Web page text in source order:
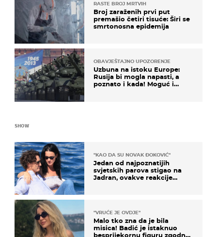
RASTE BROJ MRTVIH
Broj zaraženih prvi put
premašio četiri tisuće: Širi se
smrtonosna epidemija
OBAVJEŠTAJNO UPOZORENJE
Uzbuna na istoku Europe:
Rusija bi mogla napasti, a
poznato i kada! Moguć i
SHOW
"KAO DA SU NOVAK ĐOKOVIĆ"
Jedan od najpoznatijih
svjetskih parova stigao na
Jadran, ovakve reakcije
"VRUĆE JE OVDJE"
Malo tko zna da je bila
misica! Badić je istaknuo
besprijekornu figuru zgodne